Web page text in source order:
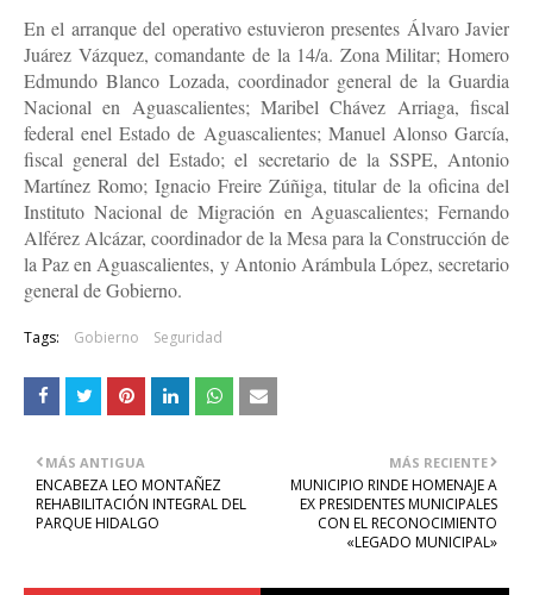
En el arranque del operativo estuvieron presentes Álvaro Javier
Juárez Vázquez, comandante de la 14/a. Zona Militar; Homero
Edmundo Blanco Lozada, coordinador general de la Guardia
Nacional en Aguascalientes; Maribel Chávez Arriaga, fiscal
federal enel Estado de Aguascalientes; Manuel Alonso García,
fiscal general del Estado; el secretario de la SSPE, Antonio
Martínez Romo; Ignacio Freire Zúñiga, titular de la oficina del
Instituto Nacional de Migración en Aguascalientes; Fernando
Alférez Alcázar, coordinador de la Mesa para la Construcción de
la Paz en Aguascalientes, y Antonio Arámbula López, secretario
general de Gobierno.
Tags: Gobierno Seguridad
MÁS RECIENTE
MUNICIPIO RINDE HOMENAJE A
EX PRESIDENTES MUNICIPALES
CON EL RECONOCIMIENTO
«LEGADO MUNICIPAL»
MÁS ANTIGUA
ENCABEZA LEO MONTAÑEZ
REHABILITACIÓN INTEGRAL DEL
PARQUE HIDALGO